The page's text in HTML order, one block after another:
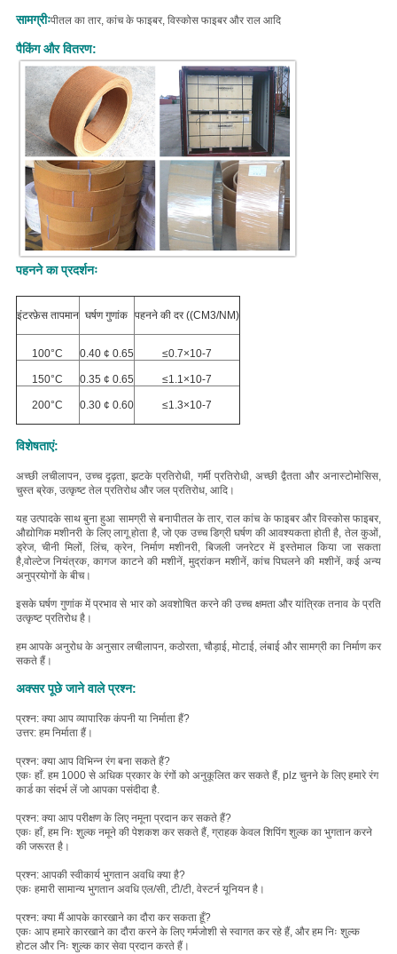
सामग्रीःपीतल का तार, कांच के फाइबर, विस्कोस फाइबर और राल आदि
पैकिंग और वितरण:
पहनने का प्रदर्शनः
इंटरफ़ेस तापमान घर्षण गुणांक पहनने की दर ((CM3/NM)
100°C 0.40 ¢ 0.65 ≤0.7×10-7
150°C 0.35 ¢ 0.65 ≤1.1×10-7
200°C 0.30 ¢ 0.60 ≤1.3×10-7
विशेषताएं:
अच्छी लचीलापन, उच्च दृढ़ता, झटके प्रतिरोधी, गर्मी प्रतिरोधी, अच्छी द्वैतता और अनास्टोमोसिस,
चुस्त ब्रेक, उत्कृष्ट तेल प्रतिरोध और जल प्रतिरोध, आदि।
यह उत्पादके साथ बुना हुआ सामग्री से बनापीतल के तार, राल कांच के फाइबर और विस्कोस फाइबर,
औद्योगिक मशीनरी के लिए लागू होता है, जो एक उच्च डिग्री घर्षण की आवश्यकता होती है, तेल कुओं,
ड्रेज, चीनी मिलों, लिंच, क्रेन, निर्माण मशीनरी, बिजली जनरेटर में इस्तेमाल किया जा सकता
है,वोल्टेज नियंत्रक, कागज काटने की मशीनें, मुद्रांकन मशीनें, कांच पिघलने की मशीनें, कई अन्य
अनुप्रयोगों के बीच।
इसके घर्षण गुणांक में प्रभाव से भार को अवशोषित करने की उच्च क्षमता और यांत्रिक तनाव के प्रति
उत्कृष्ट प्रतिरोध है।
हम आपके अनुरोध के अनुसार लचीलापन, कठोरता, चौड़ाई, मोटाई, लंबाई और सामग्री का निर्माण कर
सकते हैं।
अक्सर पूछे जाने वाले प्रश्न:
प्रश्न: क्या आप व्यापारिक कंपनी या निर्माता हैं?
उत्तर: हम निर्माता हैं।
प्रश्न: क्या आप विभिन्न रंग बना सकते हैं?
एकः हाँ. हम 1000 से अधिक प्रकार के रंगों को अनुकूलित कर सकते हैं, plz चुनने के लिए हमारे रंग
कार्ड का संदर्भ लें जो आपका पसंदीदा है.
प्रश्न: क्या आप परीक्षण के लिए नमूना प्रदान कर सकते हैं?
एकः हाँ, हम निः शुल्क नमूने की पेशकश कर सकते हैं, ग्राहक केवल शिपिंग शुल्क का भुगतान करने
की जरूरत है।
प्रश्न: आपकी स्वीकार्य भुगतान अवधि क्या है?
एकः हमारी सामान्य भुगतान अवधि एल/सी, टी/टी, वेस्टर्न यूनियन है।
प्रश्न: क्या मैं आपके कारखाने का दौरा कर सकता हूँ?
एकः आप हमारे कारखाने का दौरा करने के लिए गर्मजोशी से स्वागत कर रहे हैं, और हम निः शुल्क
होटल और निः शुल्क कार सेवा प्रदान करते हैं।